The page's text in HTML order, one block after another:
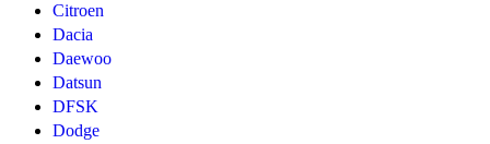
Citroen
Dacia
Daewoo
Datsun
DFSK
Dodge